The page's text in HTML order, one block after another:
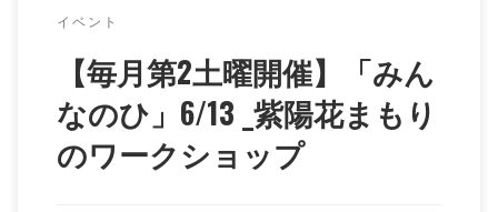
イベント
【毎月第2土曜開催】「みん
なのひ」6/13 _紫陽花まもり
のワークショップ